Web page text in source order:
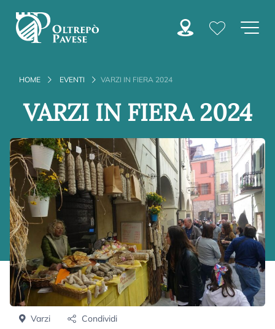
HOME EVENTI VARZI IN FIERA 2024
VARZI IN FIERA 2024
Varzi Condividi